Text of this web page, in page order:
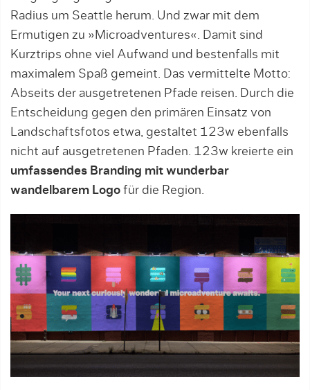
Radius um Seattle herum. Und zwar mit dem
Ermutigen zu »Microadventures«. Damit sind
Kurztrips ohne viel Aufwand und bestenfalls mit
maximalem Spaß gemeint. Das vermittelte Motto:
Abseits der ausgetretenen Pfade reisen. Durch die
Entscheidung gegen den primären Einsatz von
Landschaftsfotos etwa, gestaltet 123w ebenfalls
nicht auf ausgetretenen Pfaden. 123w kreierte ein
umfassendes Branding mit wunderbar
wandelbarem Logo für die Region.